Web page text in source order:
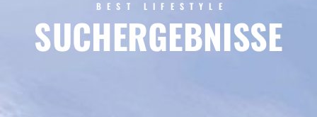
BEST LIFESTYLE
SUCHERGEBNISSE